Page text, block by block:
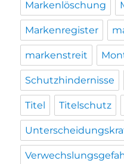
Markenlöschung
Markenregister
markenstreit
Schutzhindernisse
Titel Titelschutz